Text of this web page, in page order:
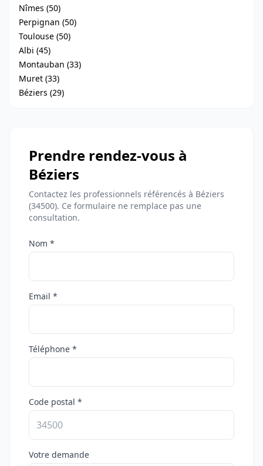
Nîmes (50)
Perpignan (50)
Toulouse (50)
Albi (45)
Montauban (33)
Muret (33)
Béziers (29)
Prendre rendez-vous à
Béziers
Contactez les professionnels référencés à Béziers
(34500). Ce formulaire ne remplace pas une
consultation.
Nom *
Email *
Téléphone *
Code postal *
Votre demande